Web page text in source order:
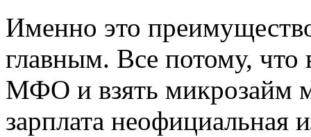
Именно это
главным. Все потому, что
МФО и взять микрозайм
зарплата неофициальная